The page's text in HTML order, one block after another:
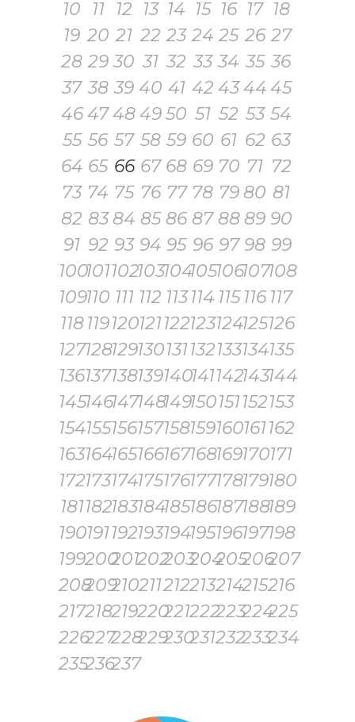
10 11 12 13 14 15 16 17 18
19 20 21 22 23 24 25 26 27
28 29 30 31 32 33 34 35 36
37 38 39 40 41 42 434445
46 474849 50 51 52 53 54
55 56 57 58 59 60 61 62 63
64 65 66 67 68 69 70 71 72
73 74 75 76 77 78 79 80 81
82 83 84 85 86 87 88 89 90
91 92 93 94 95 96 97 98 99
100101102103104105106107108
109110 111 112 113 114 115 116 117
118 119120121122123124125126
127128129130131132133134135
136137138139140141142143144
145146147148149150151152153
154155156157158159160161162
163164165166167168169170171
172173174175176177178179180
181182183184185186187188189
190191192193194195196197198
199200201202203204205206207
208209210211212213214215216
217218219220221222223224225
226227228229230231232233234
235236237